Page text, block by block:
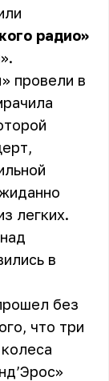
радио»
.
провели в
легких.
в
без
что три